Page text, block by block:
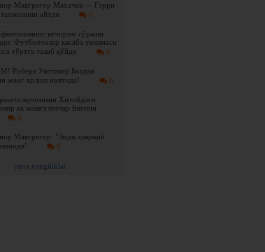
Макгрегор Махачев — Гэрри
айтди
0
кечирим сўраши
Футболчилар касаба уюшмаси
тўртта талаб қўйди
0
Роберт Уиттакер Богдан
жанг қилиш ниятида!
0
Хитойдаги
ва машғулотлар йиғини
0
Макгрегор: "Энди ҳақиқий
0
yana yangiliklar